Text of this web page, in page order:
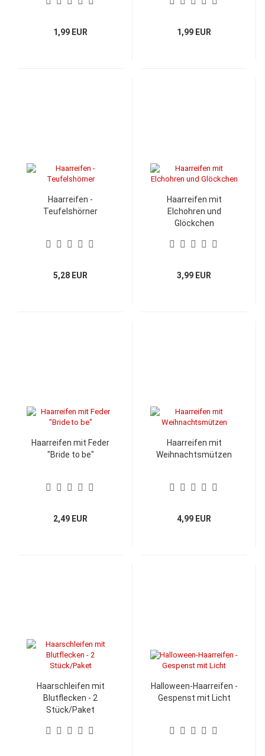
1,99 EUR 1,99 EUR
Haarreifen -
Teufelshörner
5,28 EUR
Haarreifen mit
Elchohren und
Glöckchen
3,99 EUR
Haarreifen mit Feder
"Bride to be"
2,49 EUR
Haarreifen mit
Weihnachtsmützen
4,99 EUR
Haarschleifen mit
Blutflecken - 2
Stück/Paket
Halloween-Haarreifen -
Gespenst mit Licht